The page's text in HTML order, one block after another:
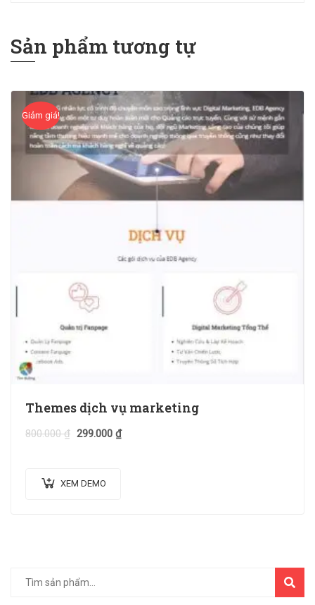
Sản phẩm tương tự
Giảm giá!
Themes dịch vụ marketing
800.000₫ 299.000 ₫
XEM DEMO
TÌM